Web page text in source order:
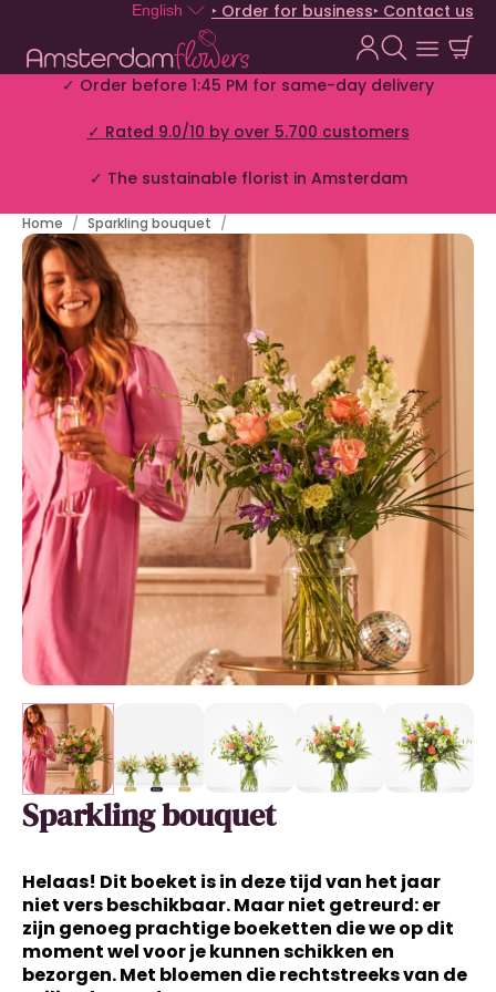
English ‣ Order for business‣ Contact us
✓ Order before 1:45 PM for same-day delivery
✓ Rated 9.0/10 by over 5.700 customers
✓ The sustainable florist in Amsterdam
Home Sparkling bouquet
Sparkling bouquet
Helaas! Dit boeket is in deze tijd van het jaar
niet vers beschikbaar. Maar niet getreurd: er
zijn genoeg prachtige boeketten die we op dit
moment wel voor je kunnen schikken en
bezorgen. Met bloemen die rechtstreeks van de